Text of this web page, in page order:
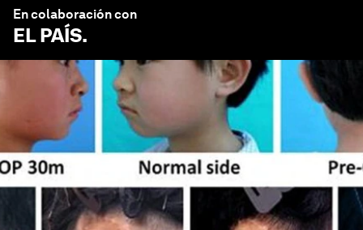
En colaboración con
EL PAÍS.